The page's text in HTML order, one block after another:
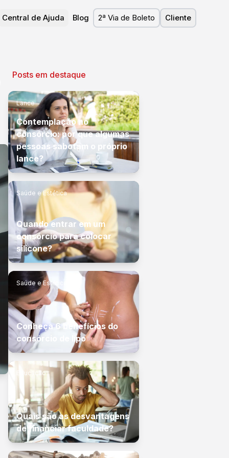
Central de Ajuda Blog 2ª Via de Boleto Cliente
Posts em destaque
Lance
Contemplação no
consórcio: por que algumas
pessoas sabotam o próprio
lance?
Saúde e Estética
Quando entrar em um
consórcio para colocar
silicone?
Saúde e Estética
Conheça 6 benefícios do
consórcio de lipo
Educação
Quais são as desvantagens
de financiar faculdade?